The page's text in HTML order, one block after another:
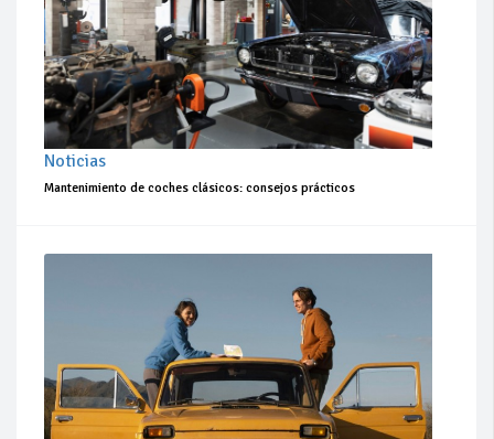
Noticias
Mantenimiento de coches clásicos: consejos prácticos